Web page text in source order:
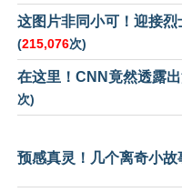
这图片非同小可！迎接烈
(215,076次)
在这里！CNN竟然透露
次)
预感真灵！几个离奇小故